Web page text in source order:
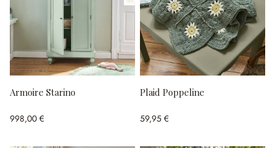
Armoire Starino
998,00 €
Plaid Poppeline
59,95 €